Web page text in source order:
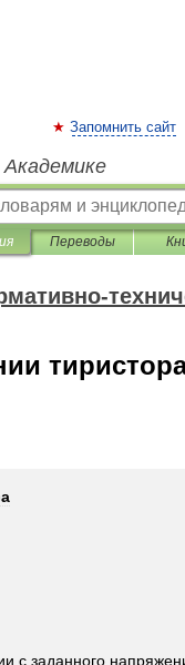
Запомнить сайт
Академике
Переводы
с заданного